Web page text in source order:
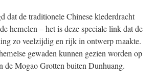
dat de traditionele Chinese klederdracht
hemelen – het is deze speciale link dat de
zo veelzijdig en rijk in ontwerp maakte.
gewaden kunnen gezien worden op
de Mogao Grotten buiten Dunhuang.